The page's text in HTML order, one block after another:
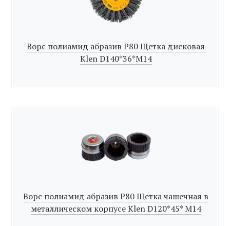
Ворс полиамид абразив Р80 Щетка дисковая
Klen D140*36*M14
Ворс полиамид абразив Р80 Щетка чашечная в
металлическом корпусе Klen D120*45* M14